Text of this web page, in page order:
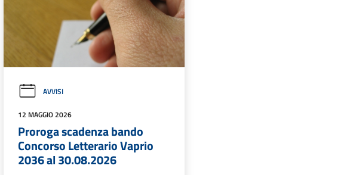
AVVISI
12 MAGGIO 2026
Proroga scadenza bando
Concorso Letterario Vaprio
2036 al 30.08.2026